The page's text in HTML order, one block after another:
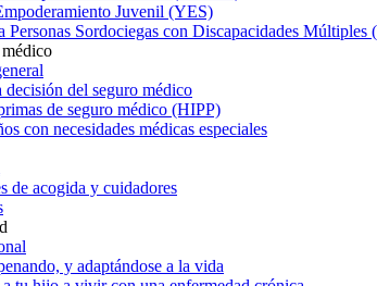
Juvenil (YES)
Personas Sordociegas con Discapacidades
decisión del seguro médico
de seguro médico (HIPP)
con necesidades médicas especiales
de acogida y cuidadores
y adaptándose a la vida